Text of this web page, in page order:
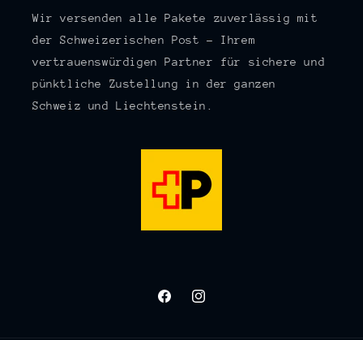
Wir versenden alle Pakete zuverlässig mit
der Schweizerischen Post – Ihrem
vertrauenswürdigen Partner für sichere und
pünktliche Zustellung in der ganzen
Schweiz und Liechtenstein.
FacebookInstagram